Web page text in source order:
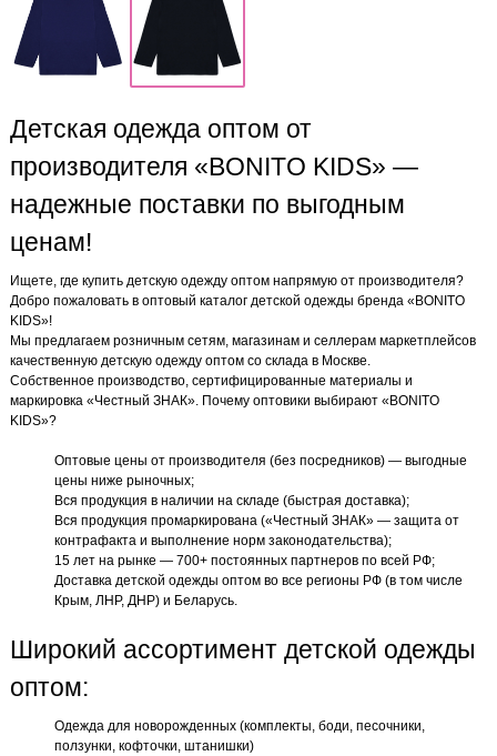
Детская одежда оптом от
производителя «BONITO KIDS» —
надежные поставки по выгодным
ценам!
Ищете, где купить детскую одежду оптом напрямую от производителя?
Добро пожаловать в оптовый каталог детской одежды бренда «BONITO
KIDS»!
Мы предлагаем розничным сетям, магазинам и селлерам маркетплейсов
качественную детскую одежду оптом со склада в Москве.
Собственное производство, сертифицированные материалы и
маркировка «Честный ЗНАК». Почему оптовики выбирают «BONITO
KIDS»?
Оптовые цены от производителя (без посредников) — выгодные
цены ниже рыночных;
Вся продукция в наличии на складе (быстрая доставка);
Вся продукция промаркирована («Честный ЗНАК» — защита от
контрафакта и выполнение норм законодательства);
15 лет на рынке — 700+ постоянных партнеров по всей РФ;
Доставка детской одежды оптом во все регионы РФ (в том числе
Крым, ЛНР, ДНР) и Беларусь.
Широкий ассортимент детской одежды
оптом:
Одежда для новорожденных (комплекты, боди, песочники,
ползунки, кофточки, штанишки)